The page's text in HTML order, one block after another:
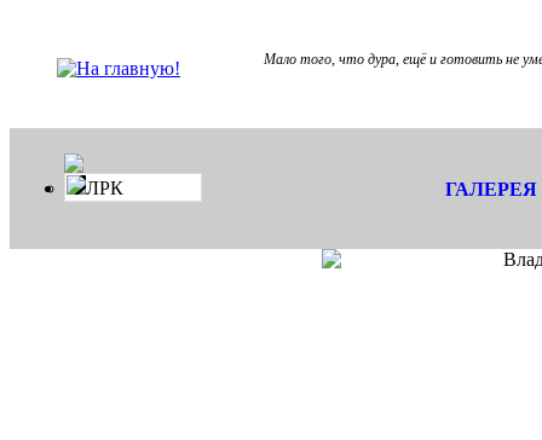
Мало того, что дура, ещё и готовить не
ЛРК ГАЛЕРЕЯ